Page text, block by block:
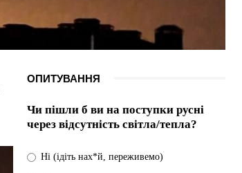
ОПИТУВАННЯ
Чи пішли б ви на поступки русні
через відсутність світла/тепла?
Ні (ідіть нах*й, переживемо)